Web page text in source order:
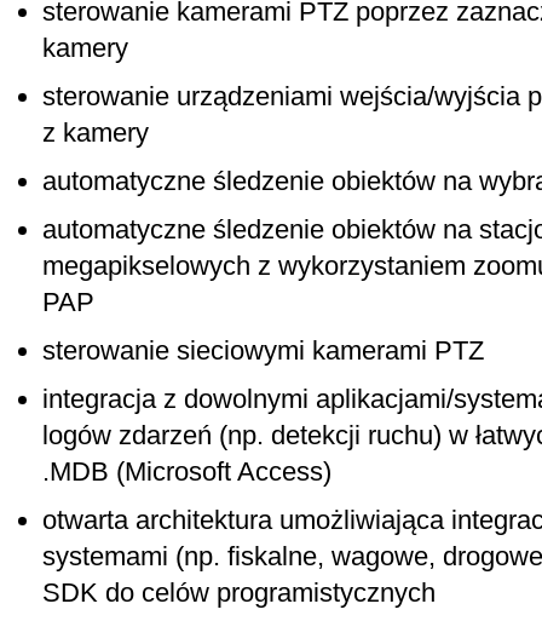
sterowanie kamerami PTZ poprzez
kamery
sterowanie urządzeniami wejścia/wyjścia
z kamery
automatyczne śledzenie obiektów na
automatyczne śledzenie obiektów na
megapikselowych z wykorzystaniem
PAP
sterowanie sieciowymi kamerami PTZ
integracja z dowolnymi aplikacjami/
logów zdarzeń (np. detekcji ruchu) w
.MDB (Microsoft Access)
otwarta architektura umożliwiająca
systemami (np. fiskalne, wagowe,
SDK do celów programistycznych